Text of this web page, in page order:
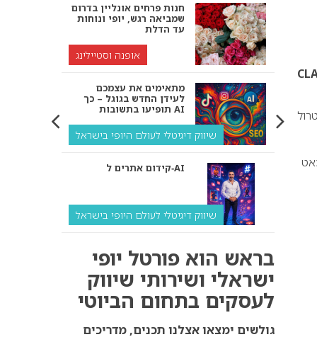
חנות פרחים אונליין בדרום
שמביאה רגש, יופי ונוחות
עד הדלת
אופנה וסטיילינג
מתאימים את עצמכם
לעידן החדש בגוגל – כך
תופיעו בתשובות AI
שיווק דיגיטלי לעולם היופי בישראל
קידום אתרים ל‑AI
שיווק דיגיטלי לעולם היופי בישראל
ולמה העסק שלך צריך
שיווק דיגיטלי לעסקים
קידום ל‑AI לעומת קידום
בראש הוא פורטל יופי
ישראלי ושירותי שיווק
לעסקים בתחום הביוטי
גולשים ימצאו אצלנו תכנים, מדריכים